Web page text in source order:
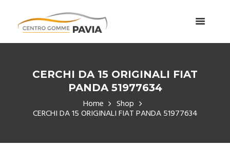
CERCHI DA 15 ORIGINALI FIAT
PANDA 51977634
Home Shop
CERCHI DA 15 ORIGINALI FIAT PANDA 51977634